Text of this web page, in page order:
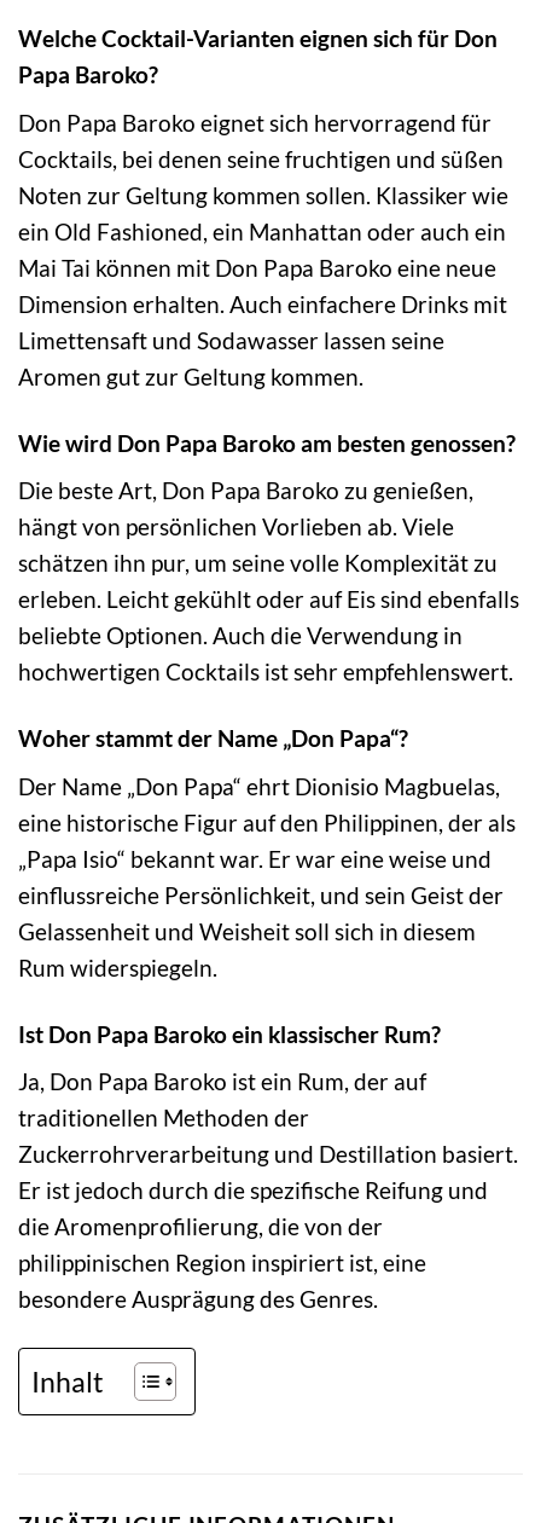
Welche Cocktail-Varianten eignen sich für Don
Papa Baroko?
Don Papa Baroko eignet sich hervorragend für
Cocktails, bei denen seine fruchtigen und süßen
Noten zur Geltung kommen sollen. Klassiker wie
ein Old Fashioned, ein Manhattan oder auch ein
Mai Tai können mit Don Papa Baroko eine neue
Dimension erhalten. Auch einfachere Drinks mit
Limettensaft und Sodawasser lassen seine
Aromen gut zur Geltung kommen.
Wie wird Don Papa Baroko am besten genossen?
Die beste Art, Don Papa Baroko zu genießen,
hängt von persönlichen Vorlieben ab. Viele
schätzen ihn pur, um seine volle Komplexität zu
erleben. Leicht gekühlt oder auf Eis sind ebenfalls
beliebte Optionen. Auch die Verwendung in
hochwertigen Cocktails ist sehr empfehlenswert.
Woher stammt der Name „Don Papa“?
Der Name „Don Papa“ ehrt Dionisio Magbuelas,
eine historische Figur auf den Philippinen, der als
„Papa Isio“ bekannt war. Er war eine weise und
einflussreiche Persönlichkeit, und sein Geist der
Gelassenheit und Weisheit soll sich in diesem
Rum widerspiegeln.
Ist Don Papa Baroko ein klassischer Rum?
Ja, Don Papa Baroko ist ein Rum, der auf
traditionellen Methoden der
Zuckerrohrverarbeitung und Destillation basiert.
Er ist jedoch durch die spezifische Reifung und
die Aromenprofilierung, die von der
philippinischen Region inspiriert ist, eine
besondere Ausprägung des Genres.
Inhalt